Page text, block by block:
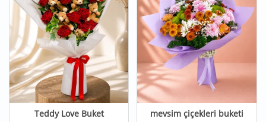
Teddy Love Buket mevsim çiçekleri buketi